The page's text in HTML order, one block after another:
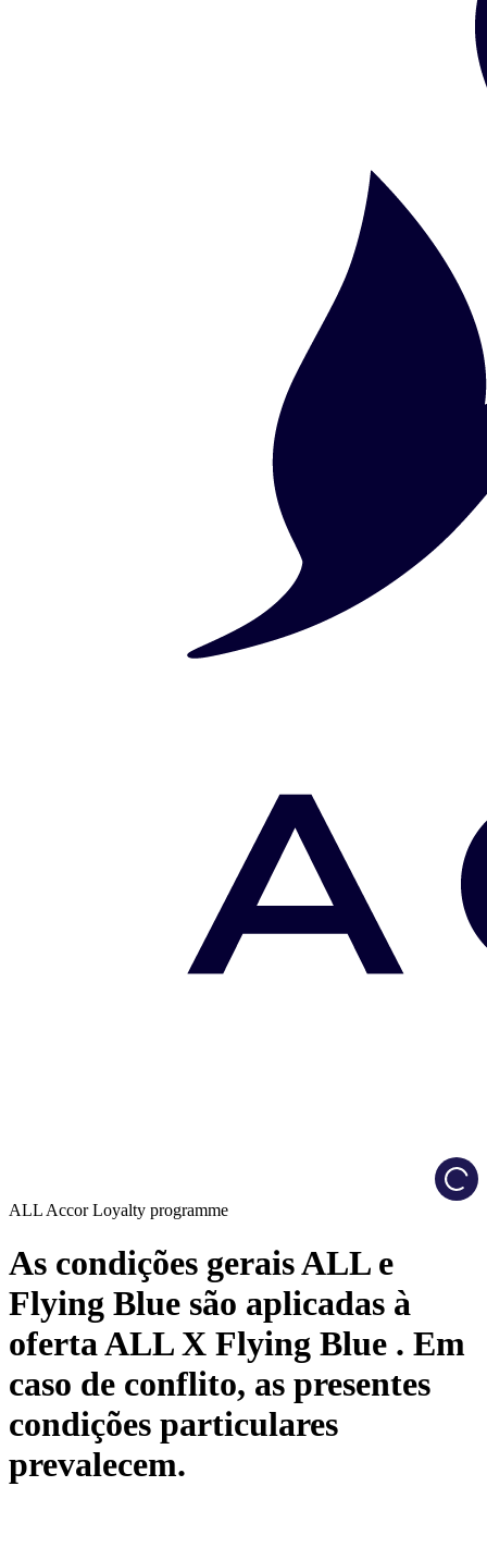
ALL Accor Loyalty programme
As condições gerais ALL e
Flying Blue são aplicadas à
oferta ALL X Flying Blue . Em
caso de conflito, as presentes
condições particulares
prevalecem.